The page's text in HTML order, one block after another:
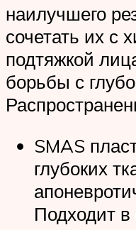
наилучшего
сочетать их с
подтяжкой
борьбы с
SMAS
глубоких
Подходит